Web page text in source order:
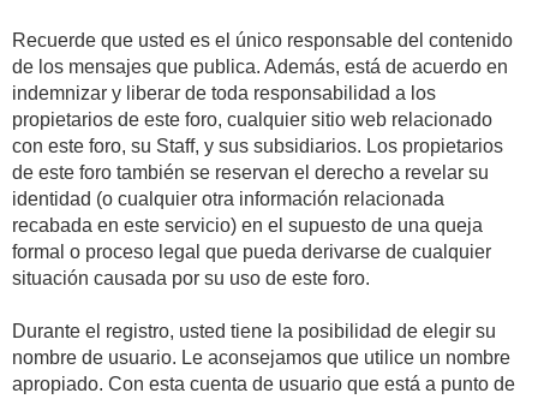
Recuerde que usted es el único responsable del contenido
de los mensajes que publica. Además, está de acuerdo en
indemnizar y liberar de toda responsabilidad a los
propietarios de este foro, cualquier sitio web relacionado
con este foro, su Staff, y sus subsidiarios. Los propietarios
de este foro también se reservan el derecho a revelar su
identidad (o cualquier otra información relacionada
recabada en este servicio) en el supuesto de una queja
formal o proceso legal que pueda derivarse de cualquier
situación causada por su uso de este foro.
Durante el registro, usted tiene la posibilidad de elegir su
nombre de usuario. Le aconsejamos que utilice un nombre
apropiado. Con esta cuenta de usuario que está a punto de